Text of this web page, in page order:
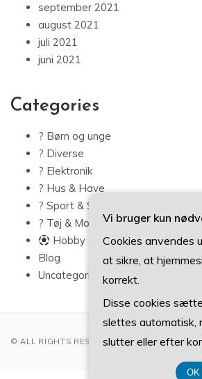
september 2021
august 2021
juli 2021
juni 2021
Categories
? Børn og unge
? Diverse
? Elektronik
? Hus & Have
? Sport & Sundhed
? Tøj & Mode
Hobby
Blog
Uncategorized
© ALL RIGHTS RESERVED 2022
Vi bruger kun
Cookies anvendes
at sikre, at
korrekt.
Disse cookies
slettes automatisk,
slutter eller efter
OK